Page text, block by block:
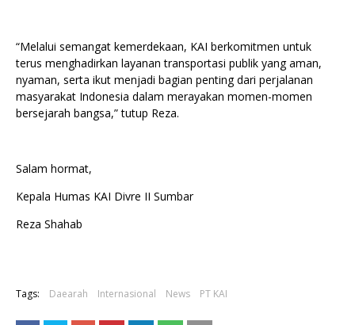
“Melalui semangat kemerdekaan, KAI berkomitmen untuk
terus menghadirkan layanan transportasi publik yang aman,
nyaman, serta ikut menjadi bagian penting dari perjalanan
masyarakat Indonesia dalam merayakan momen-momen
bersejarah bangsa,” tutup Reza.
Salam hormat,
Kepala Humas KAI Divre II Sumbar
Reza Shahab
Tags: Daearah Internasional News PT KAI